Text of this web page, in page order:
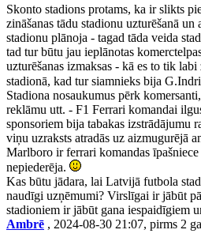
Skonto stadions protams, ka ir slikts
zināšanas tādu stadionu uzturēšanā un
stadionu plānoja - tagad tāda veida
tad tur būtu jau ieplānotas
uzturēšanas izmaksas - kā es to tik
stadionā, kad tur siamnieks bija
Stadiona nosaukumus pērk
reklāmu utt. - F1 Ferrari komandai
sponsoriem bija tabakas izstrādājumu
viņu uzraksts atradās uz aizmugurējā
Marlboro ir ferrari komandas
nepiederēja.
Kas būtu jādara, lai Latvijā futbola
naudīgi uzņēmumi? Virslīgai ir jābūt
stadioniem ir jābūt gana iespaidīgiem
Ambrē , 2024-08-30 21:07, pirms 2